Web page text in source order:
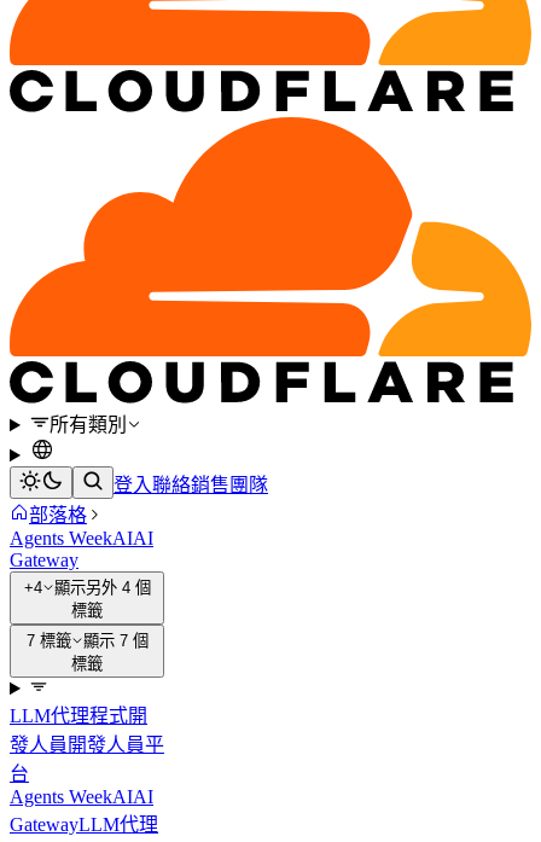
所有類別
登入聯絡銷售團隊
部落格
Agents WeekAIAI
Gateway
+4
顯示另外 4 個
標籤
7 標籤
顯示 7 個
標籤
LLM代理程式開
發人員 開發人員平
台
Agents WeekAIAI
GatewayLLM代理